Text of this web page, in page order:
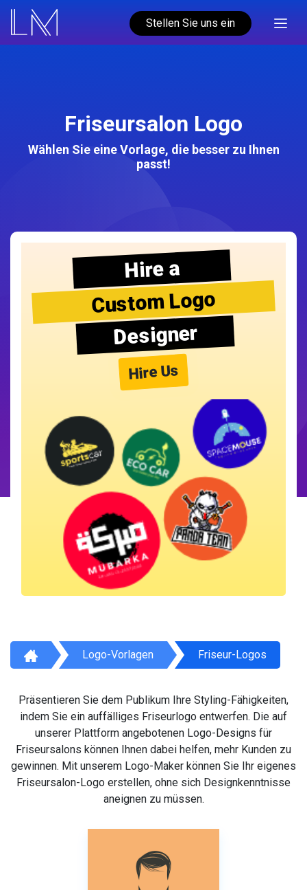
Stellen Sie uns ein
Friseursalon Logo
Wählen Sie eine Vorlage, die besser zu Ihnen
passt!
Hire a
Custom Logo
Designer
Hire Us
Logo-Vorlagen Friseur-Logos
Präsentieren Sie dem Publikum Ihre Styling-Fähigkeiten,
indem Sie ein auffälliges Friseurlogo entwerfen. Die auf
unserer Plattform angebotenen Logo-Designs für
Friseursalons können Ihnen dabei helfen, mehr Kunden zu
gewinnen. Mit unserem Logo-Maker können Sie Ihr eigenes
Friseursalon-Logo erstellen, ohne sich Designkenntnisse
aneignen zu müssen.